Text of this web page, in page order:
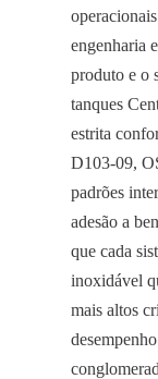
engenharia
produto e o
tanques
estrita
D103-09,
padrões
adesão a
que cada
inoxidável
mais altos